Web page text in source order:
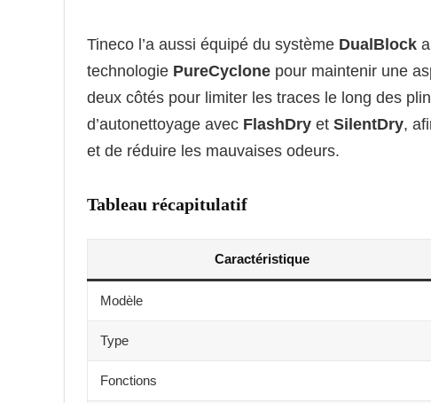
Tineco l’a aussi équipé du système DualBlock
technologie PureCyclone pour maintenir une
deux côtés pour limiter les traces le long des
d’autonettoyage avec FlashDry et SilentDry,
et de réduire les mauvaises odeurs.
Tableau récapitulatif
Caractéristique
Modèle
Type
Fonctions